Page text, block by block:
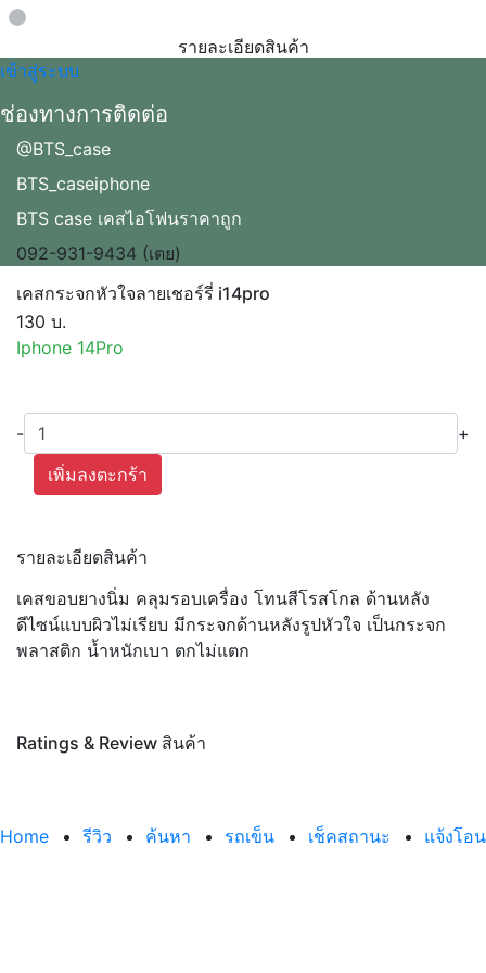
Loading...
รายละเอียดสินค้า
เข้าสู่ระบบ
ช่องทางการติดต่อ
@BTS_case
BTS_caseiphone
BTS case เคสไอโฟนราคาถูก
092-931-9434 (เตย)
เคสกระจกหัวใจลายเชอร์รี่ i14pro
130 บ.
Iphone 14Pro
-
+
เพิ่มลงตะกร้า
รายละเอียดสินค้า
เคสขอบยางนิ่ม คลุมรอบเครื่อง โทนสีโรสโกล ด้านหลัง
ดีไซน์แบบผิวไม่เรียบ มีกระจกด้านหลังรูปหัวใจ เป็นกระจก
พลาสติก น้ำหนักเบา ตกไม่แตก
Ratings & Review สินค้า
Home รีวิว ค้นหา รถเข็น เช็คสถานะ แจ้งโอน